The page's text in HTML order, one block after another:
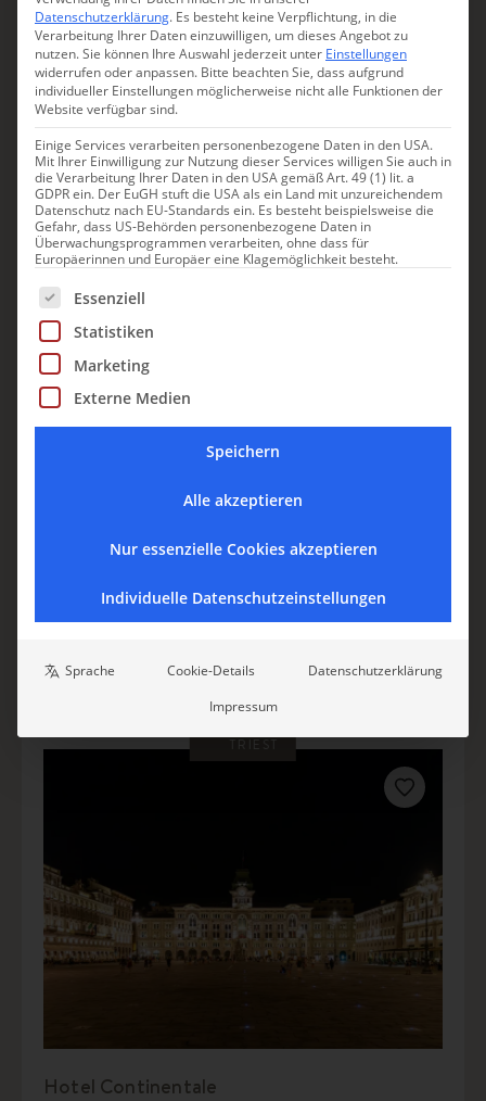
EMILIA-ROMAGNA
Eventvilla La Personala
Exklusive Eventvilla in der Emilia-
Romagna für Hochzeiten und
besondere Anlässe
jahrzehntelanger Erfahrung sind Hochzeiten und
TRIEST
Hotel Continentale
Datenschutzerklärung. Es besteht keine Verpflichtung, in die
Verarbeitung Ihrer Daten einzuwilligen, um dieses Angebot zu
nutzen.Sie können Ihre Auswahl jederzeit unter Einstellungen
widerrufen oder anpassen. Bitte beachten Sie, dass aufgrund
individueller Einstellungen möglicherweise nicht alle Funktionen der
Website verfügbar sind.
Einige Services verarbeiten personenbezogene Daten in den USA.
Mit Ihrer Einwilligung zur Nutzung dieser Services willigen Sie auch in
die Verarbeitung Ihrer Daten in den USA gemäß Art. 49 (1) lit. a
GDPR ein. Der EuGH stuft die USA als ein Land mit unzureichendem
Datenschutz nach EU-Standards ein. Es besteht beispielsweise die
Gefahr, dass US-Behörden personenbezogene Daten in
Überwachungsprogrammen verarbeiten, ohne dass für
Europäerinnen und Europäer eine Klagemöglichkeit besteht.
Es folgt eine Liste der Service-Gruppen, für die eine
Essenziell
Statistiken
Marketing
Externe Medien
Speichern
Alle akzeptieren
Nur essenzielle Cookies akzeptieren
Individuelle Datenschutzeinstellungen
Sprache Cookie-Details
Datenschutzerklärung
Impressum